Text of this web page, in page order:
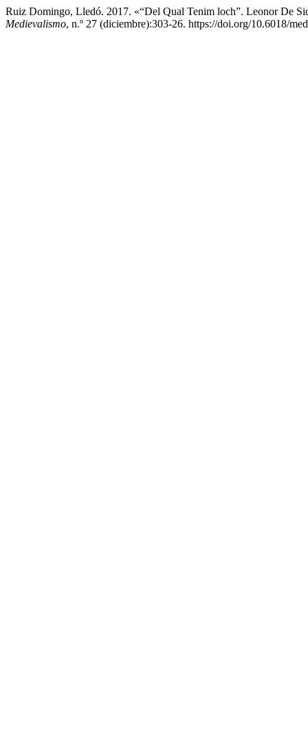
Ruiz Domingo, Lledó. 2017. «“Del Qual Tenim loch”. Leonor De
Medievalismo, n.º 27 (diciembre):303-26. https://doi.org/10.6018/